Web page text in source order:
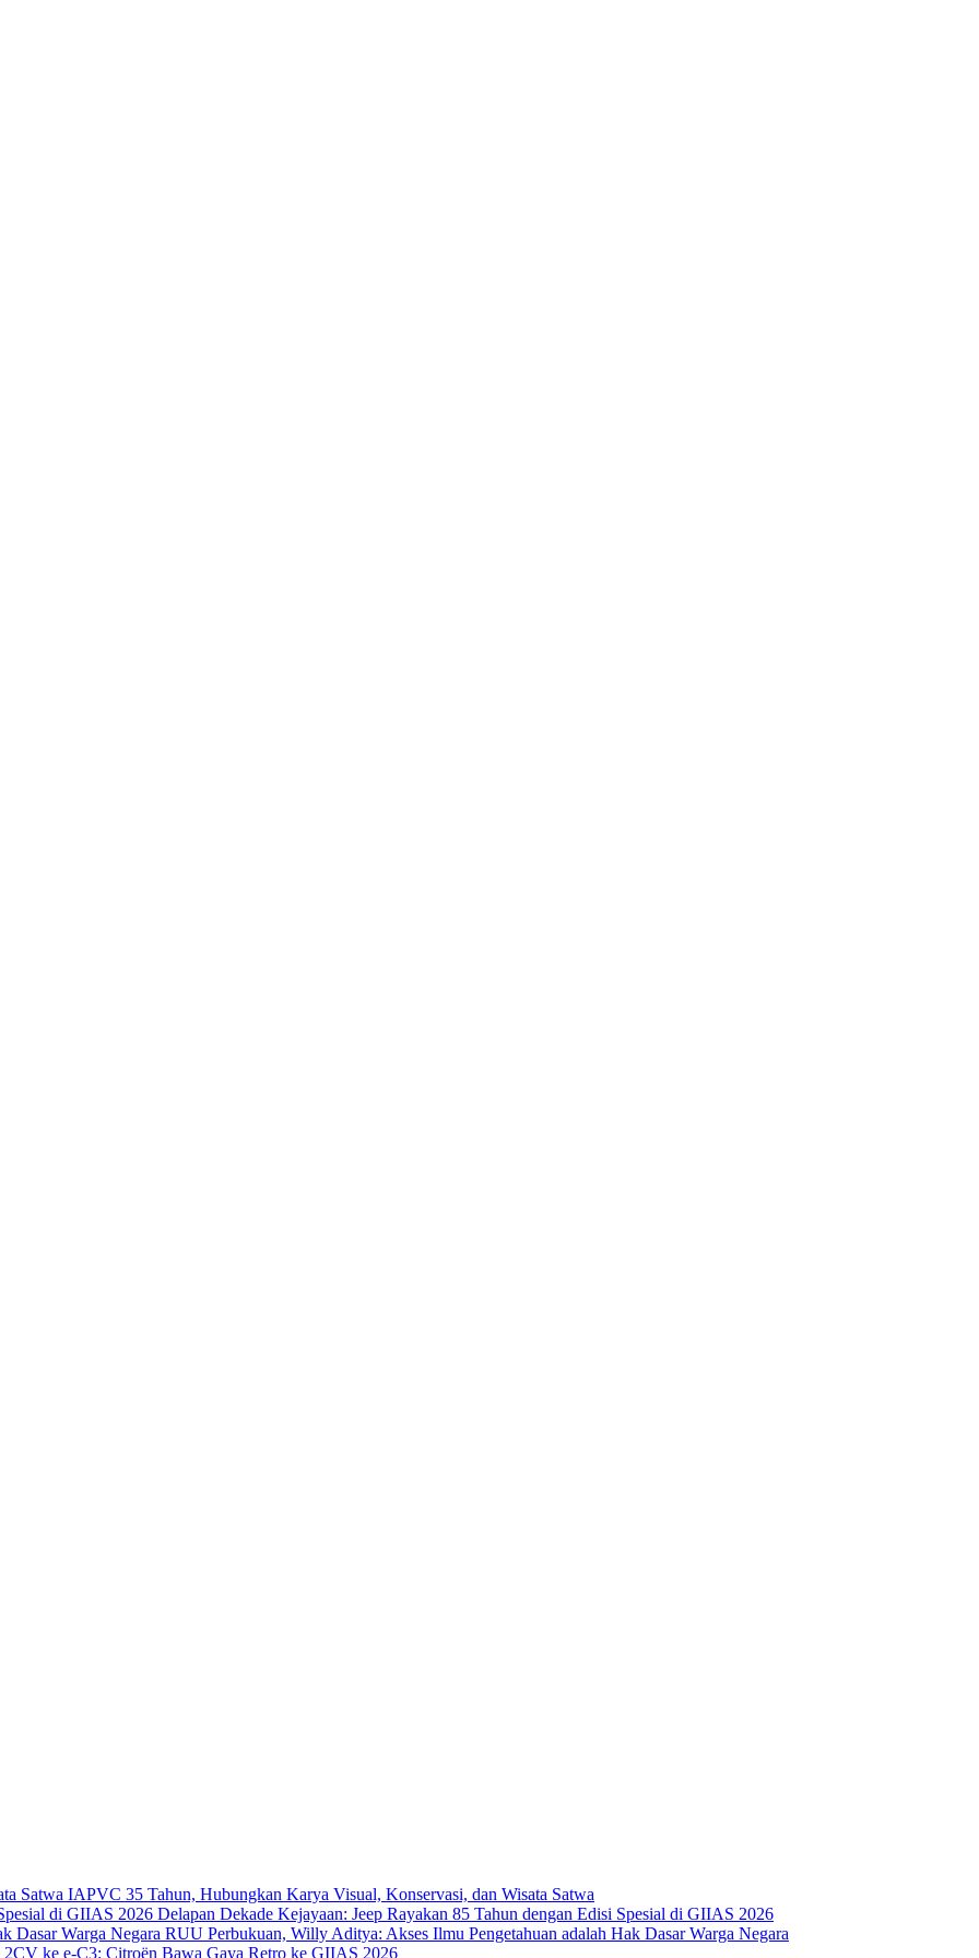
IAPVC 35 Tahun, Hubungkan Karya Visual, Konservasi, dan Wisata Satwa
Delapan Dekade Kejayaan: Jeep Rayakan 85 Tahun dengan Edisi Spesial di GIIAS 2026
RUU Perbukuan, Willy Aditya: Akses Ilmu Pengetahuan adalah Hak Dasar Warga Negara
ke e-C3: Citroën Bawa Gaya Retro ke GIIAS 2026